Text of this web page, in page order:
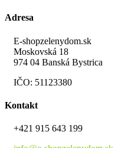
Adresa
E-shopzelenydom.sk
Moskovská 18
974 04 Banská Bystrica
IČO: 51123380
Kontakt
+421 915 643 199